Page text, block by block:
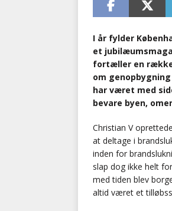
I år fylder
et
fortæller en
om
har været med
bevare byen,
Christian V
at deltage i
inden for
slap dog ikke helt
med tiden blev
altid været et